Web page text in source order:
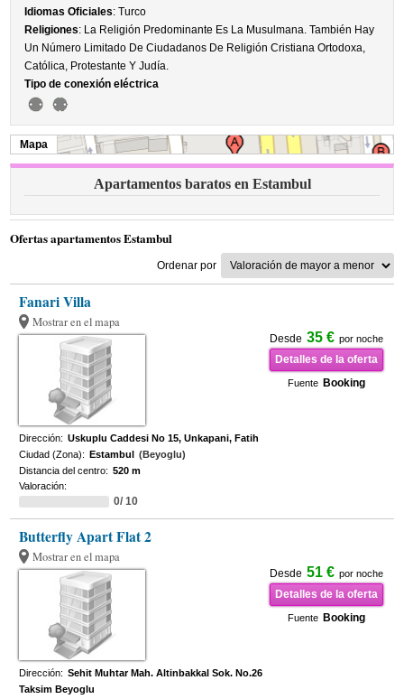
Idiomas Oficiales: Turco
Religiones: La Religión Predominante Es La Musulmana. También Hay
Un Número Limitado De Ciudadanos De Religión Cristiana Ortodoxa,
Católica, Protestante Y Judía.
Tipo de conexión eléctrica
Mapa
Apartamentos baratos en Estambul
Ofertas apartamentos Estambul
Ordenar por
Fanari Villa
Mostrar en el mapa
Desde 35 € por noche
Detalles de la oferta
Fuente Booking
Dirección: Uskuplu Caddesi No 15, Unkapani, Fatih
Ciudad (Zona): Estambul (Beyoglu)
Distancia del centro: 520 m
Valoración:
0/ 10
Butterfly Apart Flat 2
Mostrar en el mapa
Desde 51 € por noche
Detalles de la oferta
Fuente Booking
Dirección: Sehit Muhtar Mah. Altinbakkal Sok. No.26
Taksim Beyoglu